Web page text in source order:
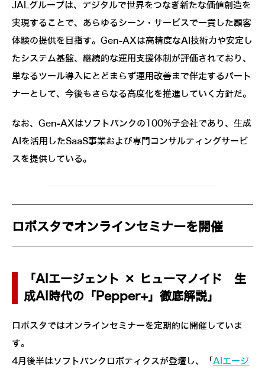
JALグループは、デジタルで世界をつなぎ新たな価値創造を
実現することで、あらゆるシーン・サービスで一貫した顧客
体験の提供を目指す。Gen-AXは高精度なAI技術力や安定し
たシステム基盤、継続的な運用支援体制が評価されており、
単なるツール導入にとどまらず運用改善まで伴走するパート
ナーとして、今後もさらなる高度化を推進していく方針だ。
なお、Gen-AXはソフトバンクの100%子会社であり、生成
AIを活用したSaaS事業および専門コンサルティングサービ
スを提供している。
ロボスタでオンラインセミナーを開催
「AIエージェント × ヒューマノイド 生
成AI時代の「Pepper+」徹底解説」
ロボスタではオンラインセミナーを定期的に開催していま
す。
4月後半はソフトバンクロボティクスが登壇し、「AIエージ